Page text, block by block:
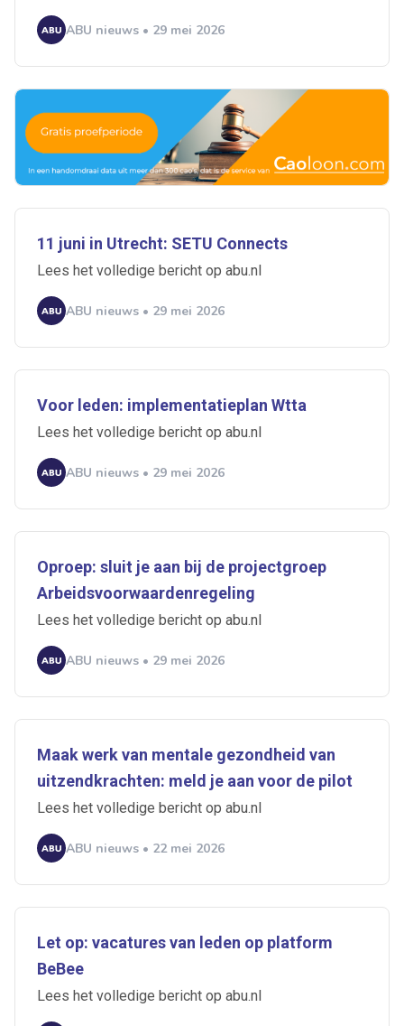
ABU nieuws • 29 mei 2026
11 juni in Utrecht: SETU Connects
Lees het volledige bericht op abu.nl
ABU nieuws • 29 mei 2026
Voor leden: implementatieplan Wtta
Lees het volledige bericht op abu.nl
ABU nieuws • 29 mei 2026
Oproep: sluit je aan bij de projectgroep
Arbeidsvoorwaardenregeling
Lees het volledige bericht op abu.nl
ABU nieuws • 29 mei 2026
Maak werk van mentale gezondheid van
uitzendkrachten: meld je aan voor de pilot
Lees het volledige bericht op abu.nl
ABU nieuws • 22 mei 2026
Let op: vacatures van leden op platform
BeBee
Lees het volledige bericht op abu.nl